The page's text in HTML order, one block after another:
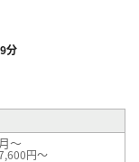
分
～
円～